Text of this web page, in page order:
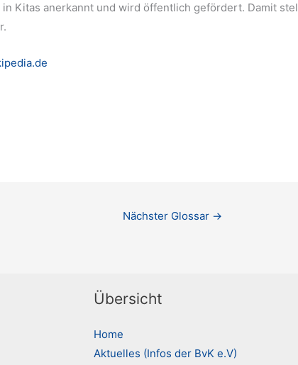
Kitas anerkannt und wird öffentlich gefördert. Damit
Nächster Glossar →
Übersicht
Home
Aktuelles (Infos der BvK e.V)